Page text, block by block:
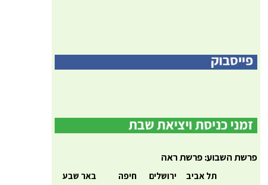
פרשת השבוע: פרשת ראה
תל אביב
ירושלים
חיפה
באר שבע